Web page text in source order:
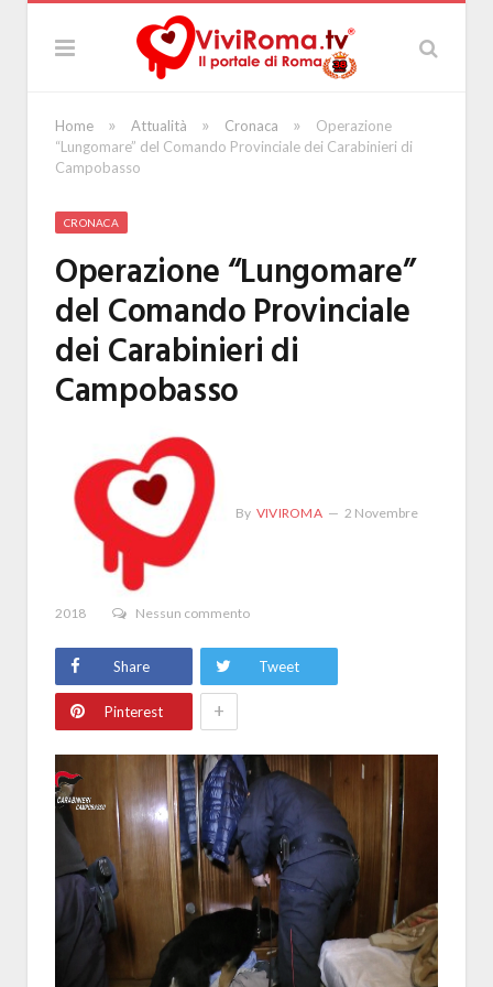
Home » Attualità » Cronaca »
Operazione
“Lungomare” del Comando Provinciale dei Carabinieri di
Campobasso
CRONACA
Operazione “Lungomare”
del Comando Provinciale
dei Carabinieri di
Campobasso
By VIVIROMA 2 Novembre
2018 Nessun commento
Share Tweet
Pinterest +